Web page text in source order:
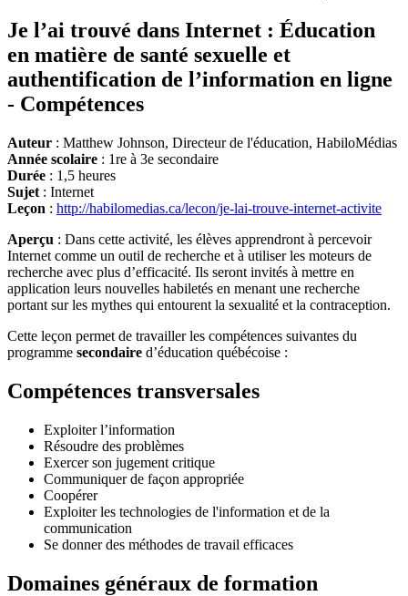
Je l’ai trouvé dans Internet : Éducation
en matière de santé sexuelle et
authentification de l’information en ligne
- Compétences
Auteur : Matthew Johnson, Directeur de l'éducation, HabiloMédias
Année scolaire : 1re à 3e secondaire
Durée : 1,5 heures
Sujet : Internet
Leçon : http://habilomedias.ca/lecon/je-lai-trouve-internet-activite
Aperçu : Dans cette activité, les élèves apprendront à percevoir
Internet comme un outil de recherche et à utiliser les moteurs de
recherche avec plus d’efficacité. Ils seront invités à mettre en
application leurs nouvelles habiletés en menant une recherche
portant sur les mythes qui entourent la sexualité et la contraception.
Cette leçon permet de travailler les compétences suivantes du
programme secondaire d’éducation québécoise :
Compétences transversales
Exploiter l’information
Résoudre des problèmes
Exercer son jugement critique
Communiquer de façon appropriée
Coopérer
Exploiter les technologies de l'information et de la
communication
Se donner des méthodes de travail efficaces
Domaines généraux de formation